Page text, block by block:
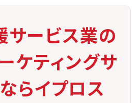
十分だと、離職につなが
化への馴染みにくさを感
サービス業の
ケティングサ
らイプロス